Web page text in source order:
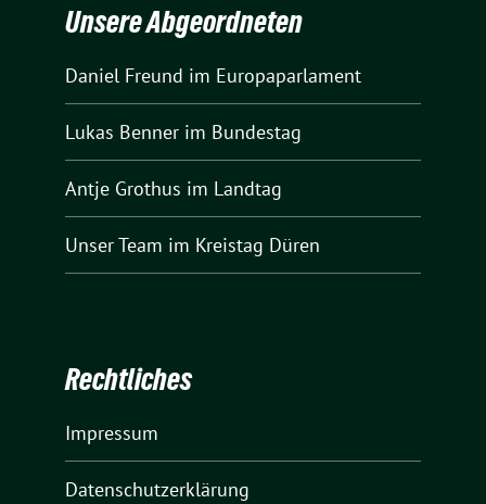
Unsere Abgeordneten
Daniel Freund im Europaparlament
Lukas Benner im Bundestag
Antje Grothus im Landtag
Unser Team im Kreistag Düren
Rechtliches
Impressum
Datenschutzerklärung